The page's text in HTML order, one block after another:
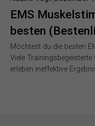
EMS
besten
Möchtest du die besten
Viele
erleben ineffektive